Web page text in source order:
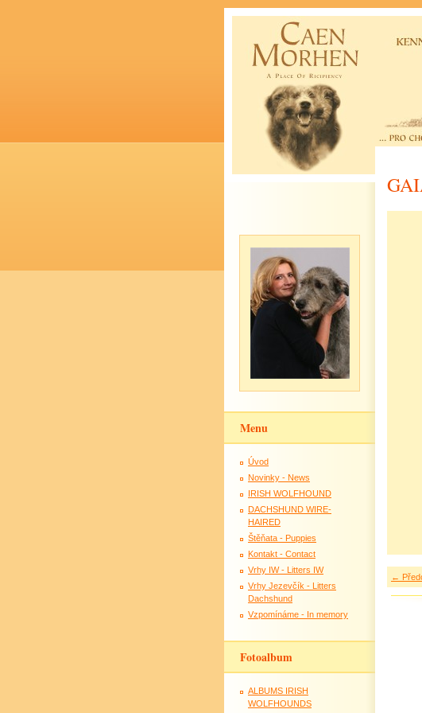
←
Menu
Úvod
Novinky - News
IRISH WOLFHOUND
DACHSHUND WIRE-
HAIRED
Štěňata - Puppies
Kontakt - Contact
Vrhy IW - Litters IW
Vrhy Jezevčík - Litters
Dachshund
Vzpomínáme - In memory
Fotoalbum
ALBUMS IRISH
WOLFHOUNDS